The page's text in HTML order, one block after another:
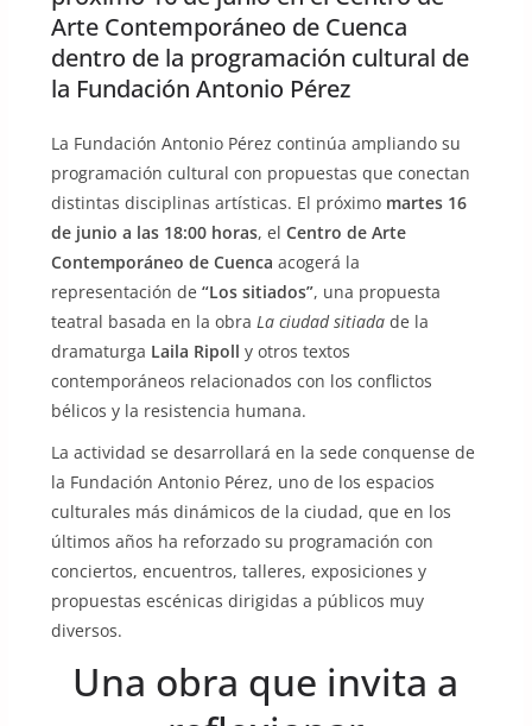
Arte Contemporáneo de Cuenca
dentro de la programación cultural de
la Fundación Antonio Pérez
La Fundación Antonio Pérez continúa ampliando su
programación cultural con propuestas que conectan
distintas disciplinas artísticas. El próximo martes 16
de junio a las 18:00 horas, el Centro de Arte
Contemporáneo de Cuenca acogerá la
representación de “Los sitiados”, una propuesta
teatral basada en la obra La ciudad sitiadade la
dramaturga Laila Ripoll y otros textos
contemporáneos relacionados con los conflictos
bélicos y la resistencia humana.
La actividad se desarrollará en la sede conquense de
la Fundación Antonio Pérez, uno de los espacios
culturales más dinámicos de la ciudad, que en los
últimos años ha reforzado su programación con
conciertos, encuentros, talleres, exposiciones y
propuestas escénicas dirigidas a públicos muy
diversos.
Una obra que invita a